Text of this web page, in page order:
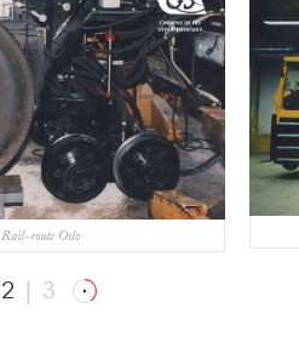
Rail-route Oslo
2| 3